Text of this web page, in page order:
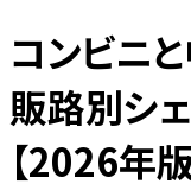
コンビニ
販路別シ
【2026年版